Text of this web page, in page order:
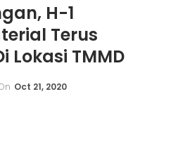
H-1
Terus
Lokasi TMMD
Oct 21, 2020